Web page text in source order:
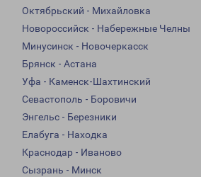
Октябрьский - Михайловка
Новороссийск - Набережные Челны
Минусинск - Новочеркасск
Брянск - Астана
Уфа - Каменск-Шахтинский
Севастополь - Боровичи
Энгельс - Березники
Елабуга - Находка
Краснодар - Иваново
Сызрань - Минск